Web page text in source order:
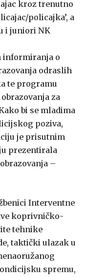
kroz trenutno
policajka’, a
i juniori NK
informiranja o
odraslih
te programu
za
bi se mladima
poziva,
je prisutnim
prezentirala
–
Interventne
koprivničko-
tehnike
taktički ulazak u
spremu,